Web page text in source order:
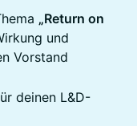
„Return on
und
Vorstand
deinen L&D-